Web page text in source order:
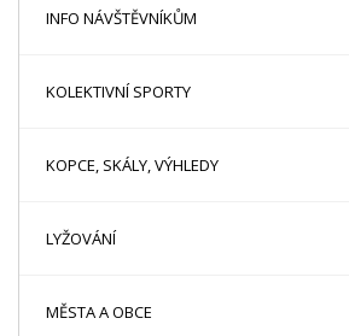
INFO NÁVŠTĚVNÍKŮM
KOLEKTIVNÍ SPORTY
KOPCE, SKÁLY, VÝHLEDY
LYŽOVÁNÍ
MĚSTA A OBCE